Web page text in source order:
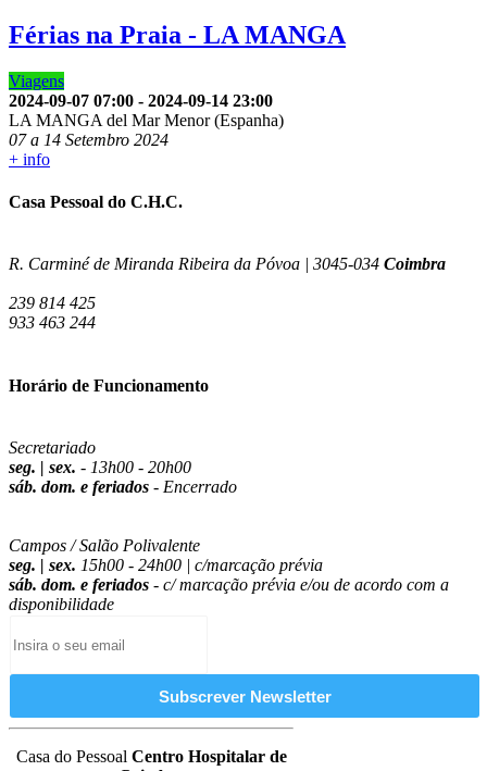
Férias na Praia - LA MANGA
Viagens
2024-09-07 07:00 - 2024-09-14 23:00
LA MANGA del Mar Menor (Espanha)
07 a 14 Setembro 2024
+ info
Casa Pessoal do C.H.C.
R. Carminé de Miranda Ribeira da Póvoa | 3045-034 Coimbra
239 814 425
933 463 244
Horário de Funcionamento
Secretariado
seg. | sex. - 13h00 - 20h00
sáb. dom. e feriados - Encerrado
Campos / Salão Polivalente
seg. | sex. 15h00 - 24h00 | c/marcação prévia
sáb. dom. e feriados - c/ marcação prévia e/ou de acordo com a
disponibilidade
Casa do Pessoal Centro Hospitalar de